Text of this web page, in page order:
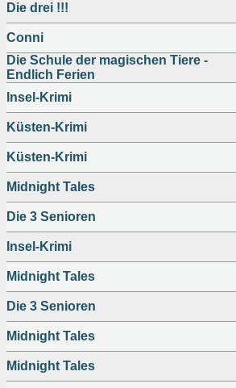
Die drei !!!
Conni
Die Schule der magischen Tiere -
Endlich Ferien
Insel-Krimi
Küsten-Krimi
Küsten-Krimi
Midnight Tales
Die 3 Senioren
Insel-Krimi
Midnight Tales
Die 3 Senioren
Midnight Tales
Midnight Tales